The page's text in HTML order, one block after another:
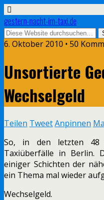
gestern-nacht-im-taxi.de
6. Oktober 2010 • 50
Unsortierte
Wechselgeld
Teilen TweetAnpinnen
So, in den letzten 48
Taxiüberfälle in Berlin.
einiger Schichten der
ein Thema mal wieder
Wechselgeld.